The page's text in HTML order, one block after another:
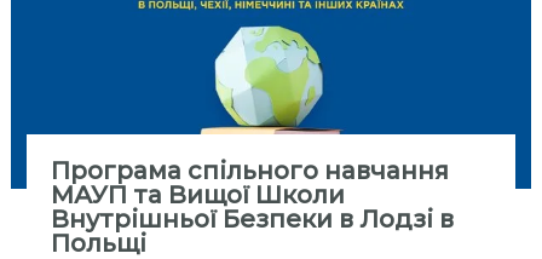
Програма спільного навчання
МАУП та Вищої Школи
Внутрішньої Безпеки в Лодзі в
Польщі